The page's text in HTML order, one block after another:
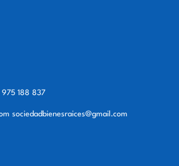
975 188 837
sociedadbienesraices@gmail.com